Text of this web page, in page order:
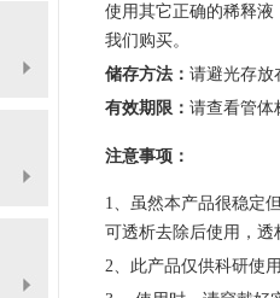
使用其它正确的稀释
我们购买。
储存方法： 请避光存放
有效期限： 请查看管体
注意事项：
1、虽然本产品很稳定
可透析去除后使用，
2、此产品仅供科研使